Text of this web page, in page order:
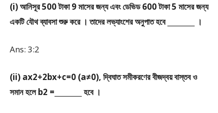
(i) আনিসূর 500 টাকা 9 মাসের জন্য এবং ডেভিড 600 টাকা 5 মাসের জন্য
একটি যৌথ ব্যাবসা শুরু করে । তাদের লভ্যাংশের অনুপাত হবে ________ ।
Ans: 3:2
(ii) ax2+2bx+c=0 (a≠0), দ্বিঘাত সমীকরণের বীজদ্বয় বাস্তব ও
সমান হলে b2 =________ হবে ।